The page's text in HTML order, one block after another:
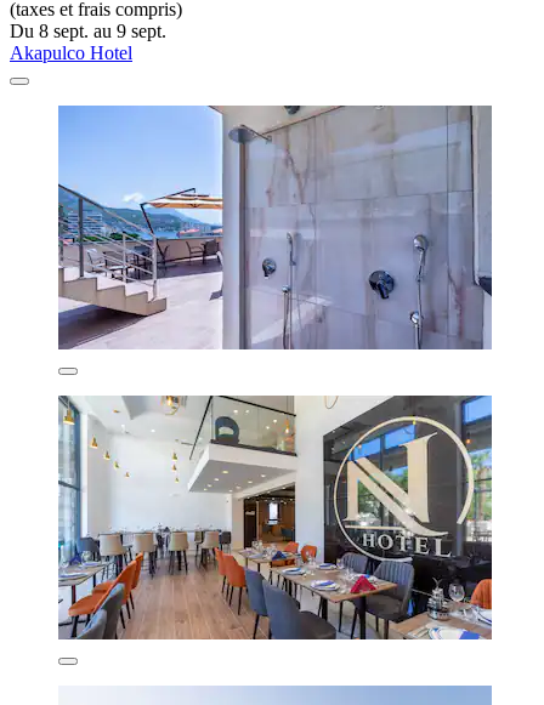
(taxes et frais compris)
Du 8 sept. au 9 sept.
Akapulco Hotel